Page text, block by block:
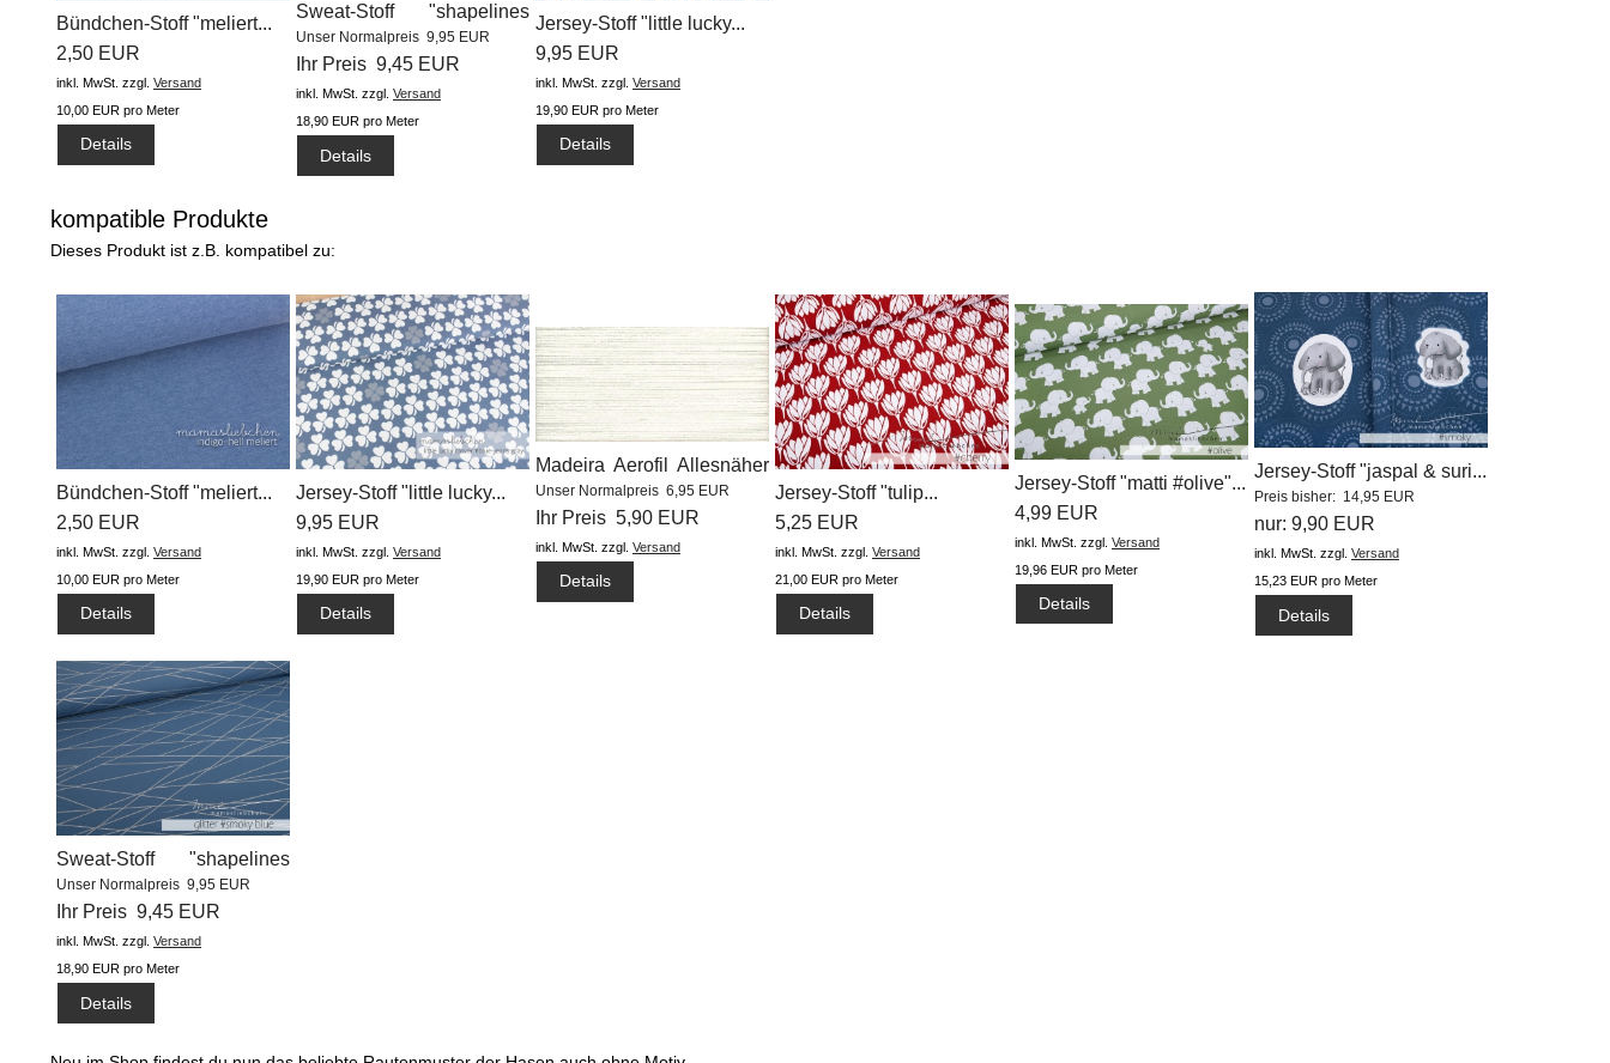
Bündchen-Stoff "meliert...
2,50 EUR
inkl. MwSt. zzgl. Versand
10,00 EUR pro Meter
Details
Sweat-Stoff "shapelines
glitter...
Unser Normalpreis 9,95 EUR
Ihr Preis 9,45 EUR
inkl. MwSt. zzgl. Versand
18,90 EUR pro Meter
Details
Jersey-Stoff "little lucky...
9,95 EUR
inkl. MwSt. zzgl. Versand
19,90 EUR pro Meter
Details
kompatible Produkte
Dieses Produkt ist z.B. kompatibel zu:
Bündchen-Stoff "meliert...
2,50 EUR
inkl. MwSt. zzgl. Versand
10,00 EUR pro Meter
Details
Jersey-Stoff "little lucky...
9,95 EUR
inkl. MwSt. zzgl. Versand
19,90 EUR pro Meter
Details
Madeira Aerofil Allesnäher
(1000m) #8020
Unser Normalpreis 6,95 EUR
Ihr Preis 5,90 EUR
inkl. MwSt. zzgl. Versand
Details
Jersey-Stoff "tulip...
5,25 EUR
inkl. MwSt. zzgl. Versand
21,00 EUR pro Meter
Details
Jersey-Stoff "matti #olive"...
4,99 EUR
inkl. MwSt. zzgl. Versand
19,96 EUR pro Meter
Details
Jersey-Stoff "jaspal & suri...
Preis bisher: 14,95 EUR
nur: 9,90 EUR
inkl. MwSt. zzgl. Versand
15,23 EUR pro Meter
Details
Sweat-Stoff "shapelines
glitter...
Unser Normalpreis 9,95 EUR
Ihr Preis 9,45 EUR
inkl. MwSt. zzgl. Versand
18,90 EUR pro Meter
Details